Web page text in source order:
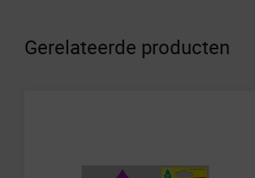
Gerelateerde producten